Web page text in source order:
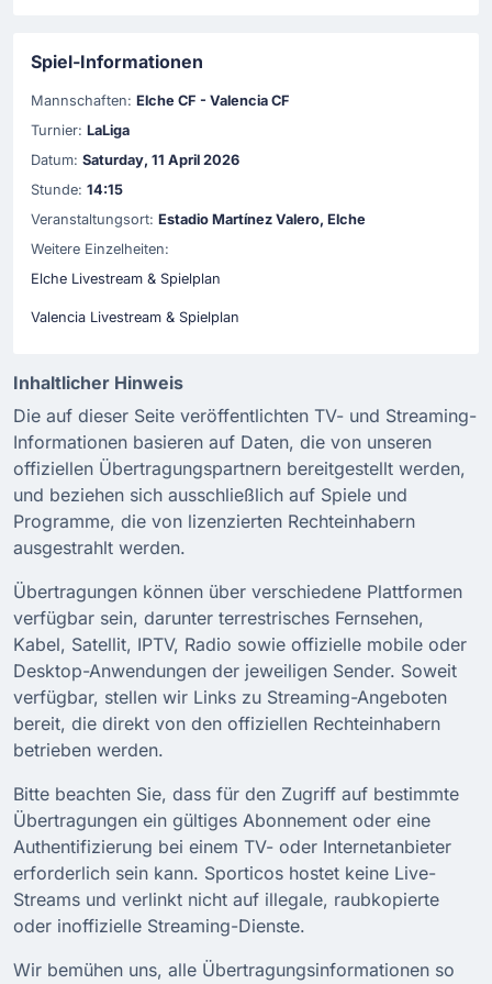
Spiel-Informationen
Mannschaften: Elche CF - Valencia CF
Turnier: LaLiga
Datum: Saturday, 11 April 2026
Stunde: 14:15
Veranstaltungsort: Estadio Martínez Valero, Elche
Weitere Einzelheiten:
Elche Livestream & Spielplan
Valencia Livestream & Spielplan
Inhaltlicher Hinweis
Die auf dieser Seite veröffentlichten TV- und Streaming-
Informationen basieren auf Daten, die von unseren
offiziellen Übertragungspartnern bereitgestellt werden,
und beziehen sich ausschließlich auf Spiele und
Programme, die von lizenzierten Rechteinhabern
ausgestrahlt werden.
Übertragungen können über verschiedene Plattformen
verfügbar sein, darunter terrestrisches Fernsehen,
Kabel, Satellit, IPTV, Radio sowie offizielle mobile oder
Desktop-Anwendungen der jeweiligen Sender. Soweit
verfügbar, stellen wir Links zu Streaming-Angeboten
bereit, die direkt von den offiziellen Rechteinhabern
betrieben werden.
Bitte beachten Sie, dass für den Zugriff auf bestimmte
Übertragungen ein gültiges Abonnement oder eine
Authentifizierung bei einem TV- oder Internetanbieter
erforderlich sein kann. Sporticos hostet keine Live-
Streams und verlinkt nicht auf illegale, raubkopierte
oder inoffizielle Streaming-Dienste.
Wir bemühen uns, alle Übertragungsinformationen so